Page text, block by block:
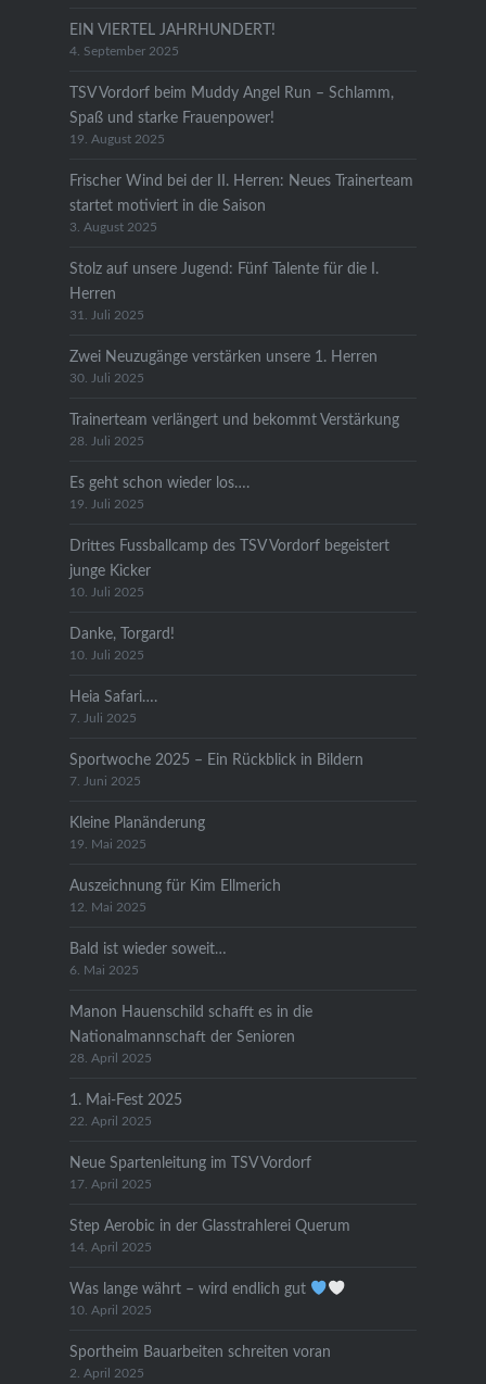
EIN VIERTEL JAHRHUNDERT!
4. September 2025
TSV Vordorf beim Muddy Angel Run – Schlamm,
Spaß und starke Frauenpower!
19. August 2025
Frischer Wind bei der II. Herren: Neues Trainerteam
startet motiviert in die Saison
3. August 2025
Stolz auf unsere Jugend: Fünf Talente für die I.
Herren
31. Juli 2025
Zwei Neuzugänge verstärken unsere 1. Herren
30. Juli 2025
Trainerteam verlängert und bekommt Verstärkung
28. Juli 2025
Es geht schon wieder los….
19. Juli 2025
Drittes Fussballcamp des TSV Vordorf begeistert
junge Kicker
10. Juli 2025
Danke, Torgard!
10. Juli 2025
Heia Safari….
7. Juli 2025
Sportwoche 2025 – Ein Rückblick in Bildern
7. Juni 2025
Kleine Planänderung
19. Mai 2025
Auszeichnung für Kim Ellmerich
12. Mai 2025
Bald ist wieder soweit…
6. Mai 2025
Manon Hauenschild schafft es in die
Nationalmannschaft der Senioren
28. April 2025
1. Mai-Fest 2025
22. April 2025
Neue Spartenleitung im TSV Vordorf
17. April 2025
Step Aerobic in der Glasstrahlerei Querum
14. April 2025
Was lange währt – wird endlich gut
10. April 2025
Sportheim Bauarbeiten schreiten voran
2. April 2025